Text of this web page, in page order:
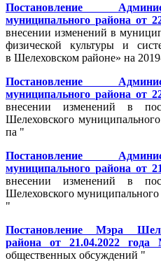
Постановление
муниципального района от
внесении изменений в
физической культуры и
в Шелеховском районе» на
Постановление
муниципального района от
внесении изменений в
Шелеховского
па "
Постановление
муниципального района от
внесении изменений в
Шелеховского
"
Постановление Мэра
района от 21.04.2022
общественных обсуждений "